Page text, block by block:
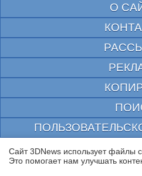
О
© 1997—2026 Электронное
Сайт 3DNews использует файлы
Это помогает нам улучшать